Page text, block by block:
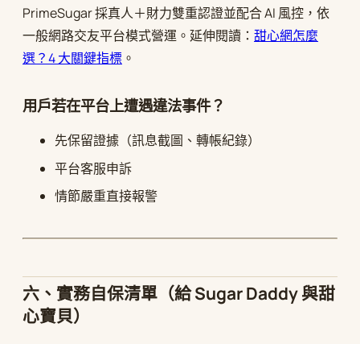
PrimeSugar 採真人＋財力雙重認證並配合 AI 風控，依
一般網路交友平台模式營運。延伸閱讀： 甜心網怎麼
選？4 大關鍵指標 。
用戶若在平台上遭遇違法事件？
先保留證據（訊息截圖、轉帳紀錄）
平台客服申訴
情節嚴重直接報警
六、實務自保清單（給 Sugar Daddy 與甜
心寶貝）